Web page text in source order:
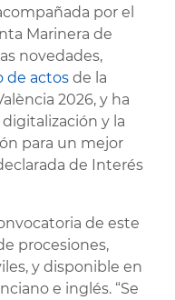
por el
Marinera de
novedades,
de actos de la
2026, y ha
y la
para un mejor
de Interés
de este
procesiones,
y disponible en
e inglés. “Se